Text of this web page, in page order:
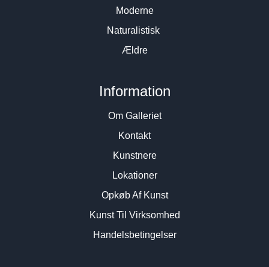
Moderne
Naturalistisk
Ældre
Information
Om Galleriet
Kontakt
Kunstnere
Lokationer
Opkøb Af Kunst
Kunst Til Virksomhed
Handelsbetingelser